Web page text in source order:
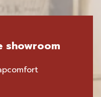
showroom